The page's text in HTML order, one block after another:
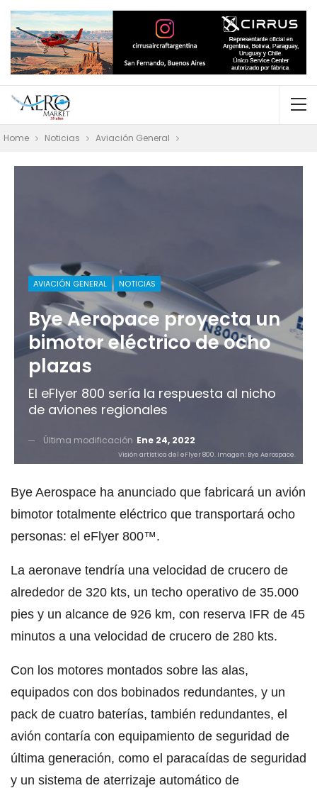
Home Noticias Aviación General
AVIACIÓN GENERAL NOTICIAS
Bye Aeropace proyecta un
bimotor eléctrico de ocho
plazas
El eFlyer 800 sería la respuesta al nicho
de aviones regionales
Última modificación Ene 24, 2022
Visión artística del eFlyer 800. Imagen: Bye Aerospace.
Bye Aerospace ha anunciado que fabricará un avión
bimotor totalmente eléctrico que transportará ocho
personas: el eFlyer 800™.
La aeronave tendría una velocidad de crucero de
alrededor de 320 kts, un techo operativo de 35.000
pies y un alcance de 926 km, con reserva IFR de 45
minutos a una velocidad de crucero de 280 kts.
Con los motores montados sobre las alas,
equipados con dos bobinados redundantes, y un
pack de cuatro baterías, también redundantes, el
avión contaría con equipamiento de seguridad de
última generación, como el paracaídas de seguridad
y un sistema de aterrizaje automático de